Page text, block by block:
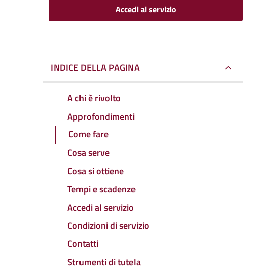
Accedi al servizio
INDICE DELLA PAGINA
A chi è rivolto
Approfondimenti
Come fare
Cosa serve
Cosa si ottiene
Tempi e scadenze
Accedi al servizio
Condizioni di servizio
Contatti
Strumenti di tutela